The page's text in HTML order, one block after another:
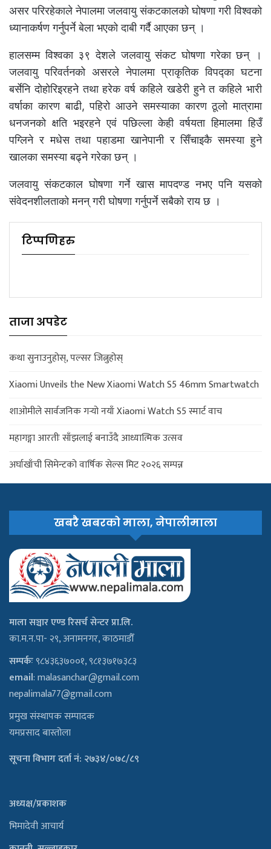
असर परिरहेकाले नेपालमा जलवायु संकटकालको घोषणा गरी विश्वको
ध्यानाकर्षण गर्नुपर्ने बेला भएको दाबी गर्दै आएका छन् ।
हालसम्म विश्वका ३९ देशले जलवायु संकट घोषणा गरेका छन् ।
जलवायु परिवर्तनको असरले नेपालमा प्राकृतिक विपद्का घटना
बर्सेनि दोहोरिइरहने तथा हरेक वर्ष कहिले खडेरी हुने त कहिले भारी
वर्षाका कारण बाढी, पहिरो आउने समस्याका कारण ठूलो मात्रामा
धनजनको क्षति भइरहने एवं पछिल्ला केही वर्षयता हिमालमा हिउँ
पग्लिने र मधेस तथा पहाडमा खानेपानी र सिँचाइकै समस्या हुने
खालका समस्या बढ्ने गरेका छन् ।
जलवायु संकटकाल घोषणा गर्ने खास मापदण्ड नभए पनि यसको
संवेदनशीलताको मनन् गरी घोषणा गर्नुपर्ने सबैको राय छ ।
टिप्पणिहरु
ताजा अपडेट
कथा सुनाउनुहोस्, पल्सर जित्नुहोस्
Xiaomi Unveils the New Xiaomi Watch S5 46mm Smartwatch
शाओमीले सार्वजनिक गर्‍यो नयाँ Xiaomi Watch S5 स्मार्ट वाच
महागङ्गा आरतीः साँझलाई बनाउँदै आध्यात्मिक उत्सव
अर्घाखाँची सिमेन्टको वार्षिक सेल्स मिट २०२६ सम्पन्न
खबरै खबरको माला, नेपालीमाला
माला सञ्चार एण्ड रिसर्च सेन्टर प्रा.लि.
का.म.न.पा- २९, अनामनगर, काठमाडौँ
सम्पर्कः९८४३६३७००१, ९८१३७१७३८३
email:malasanchar@gmail.com
nepalimala77@gmail.com
प्रमुख संस्थापक सम्पादक
यमप्रसाद बास्तोला
सूचना विभाग दर्ता नं: २७३४/०७८/८९
अध्यक्ष/प्रकाशक
भिमादेवी आचार्य